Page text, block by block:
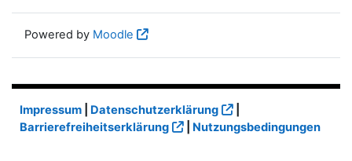
Powered by Moodle
Impressum Datenschutzerklärung
Barrierefreiheitserklärung
Nutzungsbedingungen